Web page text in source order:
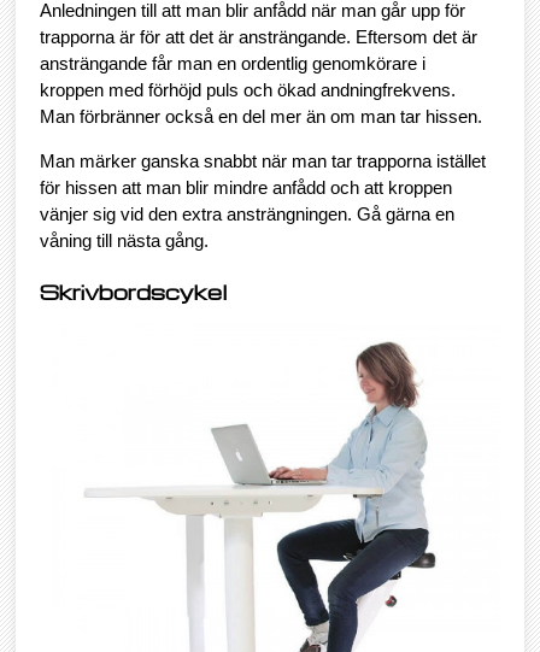
Anledningen till att man blir anfådd när man går upp för
trapporna är för att det är ansträngande. Eftersom det är
ansträngande får man en ordentlig genomkörare i
kroppen med förhöjd puls och ökad andningfrekvens.
Man förbränner också en del mer än om man tar hissen.
Man märker ganska snabbt när man tar trapporna istället
för hissen att man blir mindre anfådd och att kroppen
vänjer sig vid den extra ansträngningen. Gå gärna en
våning till nästa gång.
Skrivbordscykel